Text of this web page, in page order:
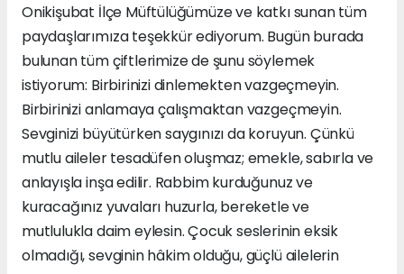
Onikişubat İlçe Müftülüğümüze ve katkı sunan tüm
paydaşlarımıza teşekkür ediyorum. Bugün burada
bulunan tüm çiftlerimize de şunu söylemek
istiyorum: Birbirinizi dinlemekten vazgeçmeyin.
Birbirinizi anlamaya çalışmaktan vazgeçmeyin.
Sevginizi büyütürken saygınızı da koruyun. Çünkü
mutlu aileler tesadüfen oluşmaz; emekle, sabırla ve
anlayışla inşa edilir. Rabbim kurduğunuz ve
kuracağınız yuvaları huzurla, bereketle ve
mutlulukla daim eylesin. Çocuk seslerinin eksik
olmadığı, sevginin hâkim olduğu, güçlü ailelerin